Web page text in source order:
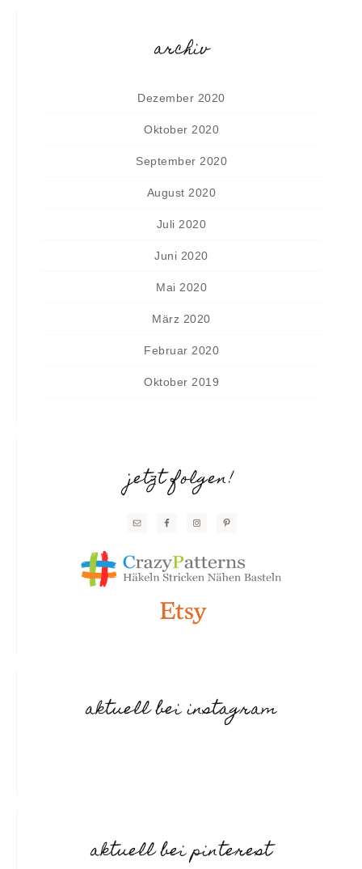
archiv
Dezember 2020
Oktober 2020
September 2020
August 2020
Juli 2020
Juni 2020
Mai 2020
März 2020
Februar 2020
Oktober 2019
jetzt folgen!
aktuell bei instagram
aktuell bei pinterest